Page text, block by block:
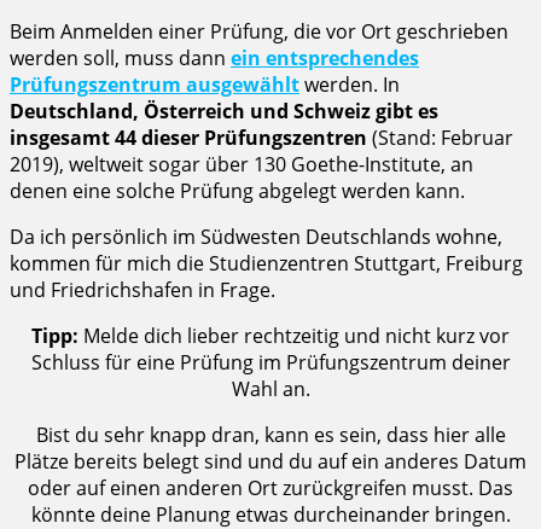
Beim Anmelden einer Prüfung, die vor Ort geschrieben
werden soll, muss dann ein entsprechendes
Prüfungszentrum ausgewähltwerden. In
Deutschland, Österreich und Schweiz gibt es
insgesamt 44 dieser Prüfungszentren (Stand: Februar
2019), weltweit sogar über 130 Goethe-Institute, an
denen eine solche Prüfung abgelegt werden kann.
Da ich persönlich im Südwesten Deutschlands wohne,
kommen für mich die Studienzentren Stuttgart, Freiburg
und Friedrichshafen in Frage.
Tipp: Melde dich lieber rechtzeitig und nicht kurz vor
Schluss für eine Prüfung im Prüfungszentrum deiner
Wahl an.
Bist du sehr knapp dran, kann es sein, dass hier alle
Plätze bereits belegt sind und du auf ein anderes Datum
oder auf einen anderen Ort zurückgreifen musst. Das
könnte deine Planung etwas durcheinander bringen.